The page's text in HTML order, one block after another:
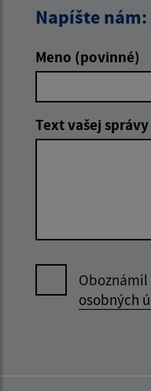
Napíšte nám:
Meno (povinné)
Text vašej
Oboznámil
osobných